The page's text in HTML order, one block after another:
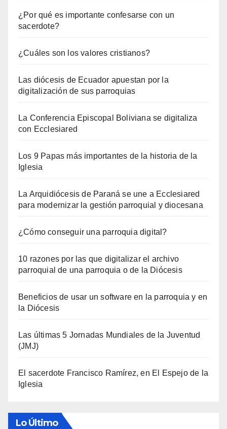
¿Por qué es importante confesarse con un
sacerdote?
¿Cuáles son los valores cristianos?
Las diócesis de Ecuador apuestan por la
digitalización de sus parroquias
La Conferencia Episcopal Boliviana se digitaliza
con Ecclesiared
Los 9 Papas más importantes de la historia de la
Iglesia
La Arquidiócesis de Paraná se une a Ecclesiared
para modernizar la gestión parroquial y diocesana
¿Cómo conseguir una parroquia digital?
10 razones por las que digitalizar el archivo
parroquial de una parroquia o de la Diócesis
Beneficios de usar un software en la parroquia y en
la Diócesis
Las últimas 5 Jornadas Mundiales de la Juventud
(JMJ)
El sacerdote Francisco Ramírez, en El Espejo de la
Iglesia
Lo Último